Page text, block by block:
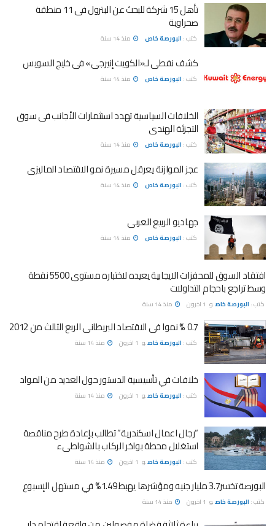
تأهل 15 شركة للبحث عن البترول فى 11 منطقة
صحراوية
كتب : البورصة خاص منذ 14 سنة
كشف نفطى لـ«الكويت إنيرجى» فى خليج السويس
كتب : البورصة خاص منذ 14 سنة
الخلافات السياسية تهدد استثمارات الأجانب فى سوق
التجزئة الهندى
كتب : البورصة خاص منذ 14 سنة
عجز الموازنة يعرقل مسيرة نمو الاقتصاد الماليزى
كتب : البورصة خاص منذ 14 سنة
جهاديو الربيع العربى
كتب : البورصة خاص منذ 14 سنة
افتقاد السوق للمحفزات الايجابية يعيده لاختباره مستوى 5500 نقطة
وسط تراجع باحجام التداولات
كتب : البورصة خاصو 1 اخرون منذ 14 سنة
0.7 % نموا فى الاقتصاد البريطانى الربع الثالث من 2012
كتب : البورصة خاصو 1 اخرون منذ 14 سنة
خلافات في تأسيسية الدستور حول العديد من المواد
كتب : البورصة خاصو 1 اخرون منذ 14 سنة
“رجال اعمال اسكندرية” تطالب بإعادة طرح مناقصة
استغلال محطة بواخر الركاب بالشواطىء
كتب : البورصة خاصو 1 اخرون منذ 14 سنة
البورصة تخسر3.7 مليار جنيه ومؤشرها يهبط 1.49% في مستهل الإسبوع
كتب : البورصة خاصو 1 اخرون منذ 14 سنة